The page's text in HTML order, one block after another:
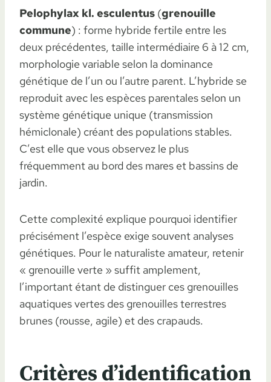
Pelophylax kl. esculentus (grenouille
commune) : forme hybride fertile entre les
deux précédentes, taille intermédiaire 6 à 12 cm,
morphologie variable selon la dominance
génétique de l’un ou l’autre parent. L’hybride se
reproduit avec les espèces parentales selon un
système génétique unique (transmission
hémiclonale) créant des populations stables.
C’est elle que vous observez le plus
fréquemment au bord des mares et bassins de
jardin.
Cette complexité explique pourquoi identifier
précisément l’espèce exige souvent analyses
génétiques. Pour le naturaliste amateur, retenir
« grenouille verte » suffit amplement,
l’important étant de distinguer ces grenouilles
aquatiques vertes des grenouilles terrestres
brunes (rousse, agile) et des crapauds.
Critères d’identification